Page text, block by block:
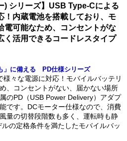
) シリーズ】USB Type-Cによる
！内蔵電池を搭載しており、モ
電可能なため、コンセントがな
く活用できるコードレスタイプ
」に備える PD仕様シリーズ
々な電源に対応！モバイルバッテリ
、コンセントがない、届かない場所
のPD（USB Power Delivery）アダプ
です。DCモーター仕様なので、消費
量の切替段階数も多く、運転時も静
の定格条件を満たしたモバイルバッ